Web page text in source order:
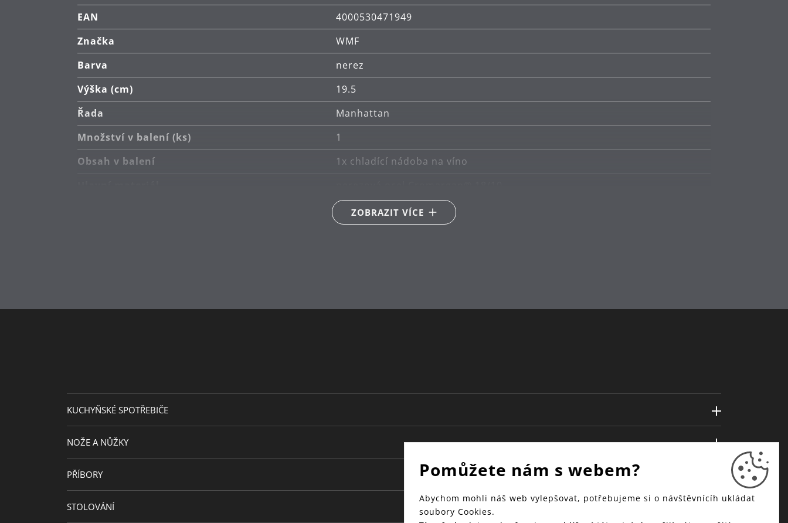
EAN
4000530471949
Značka
WMF
Barva
nerez
Výška (cm)
19.5
Řada
Manhattan
Množství v balení (ks)
1
Obsah v balení
1x chladící nádoba na víno
lze mýt v myčce
ZOBRAZIT VÍCE
KUCHYŇSKÉ SPOTŘEBIČE
NOŽE A NŮŽKY
PŘÍBORY
STOLOVÁNÍ
Pomůžete nám s webem?
Abychom mohli náš web vylepšovat, potřebujeme si o návštěvnícíh ukládat
soubory Cookies.